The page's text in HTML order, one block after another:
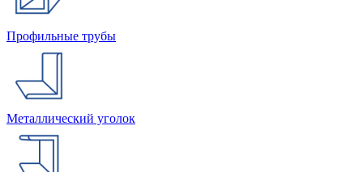
Профильные трубы
Металлический уголок